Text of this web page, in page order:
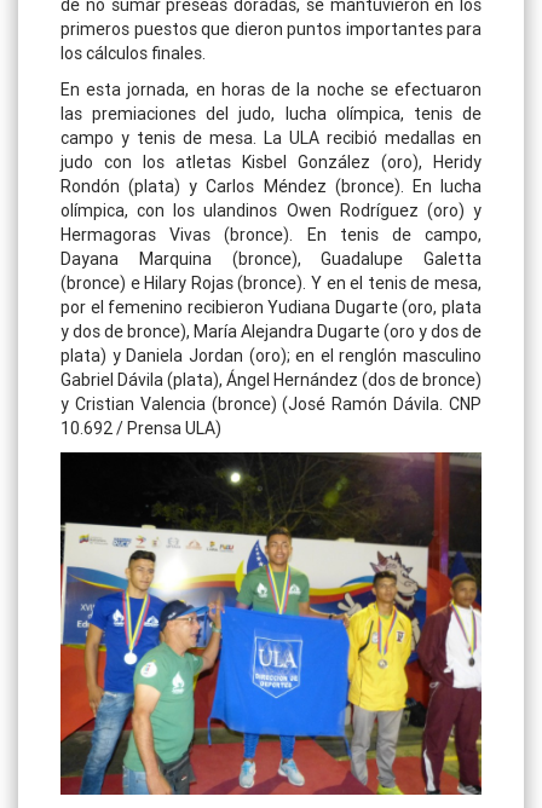
de no sumar preseas doradas, se mantuvieron en los
primeros puestos que dieron puntos importantes para
los cálculos finales.
En esta jornada, en horas de la noche se efectuaron
las premiaciones del judo, lucha olímpica, tenis de
campo y tenis de mesa. La ULA recibió medallas en
judo con los atletas Kisbel González (oro), Heridy
Rondón (plata) y Carlos Méndez (bronce). En lucha
olímpica, con los ulandinos Owen Rodríguez (oro) y
Hermagoras Vivas (bronce). En tenis de campo,
Dayana Marquina (bronce), Guadalupe Galetta
(bronce) e Hilary Rojas (bronce). Y en el tenis de mesa,
por el femenino recibieron Yudiana Dugarte (oro, plata
y dos de bronce), María Alejandra Dugarte (oro y dos de
plata) y Daniela Jordan (oro); en el renglón masculino
Gabriel Dávila (plata), Ángel Hernández (dos de bronce)
y Cristian Valencia (bronce) (José Ramón Dávila. CNP
10.692 / Prensa ULA)